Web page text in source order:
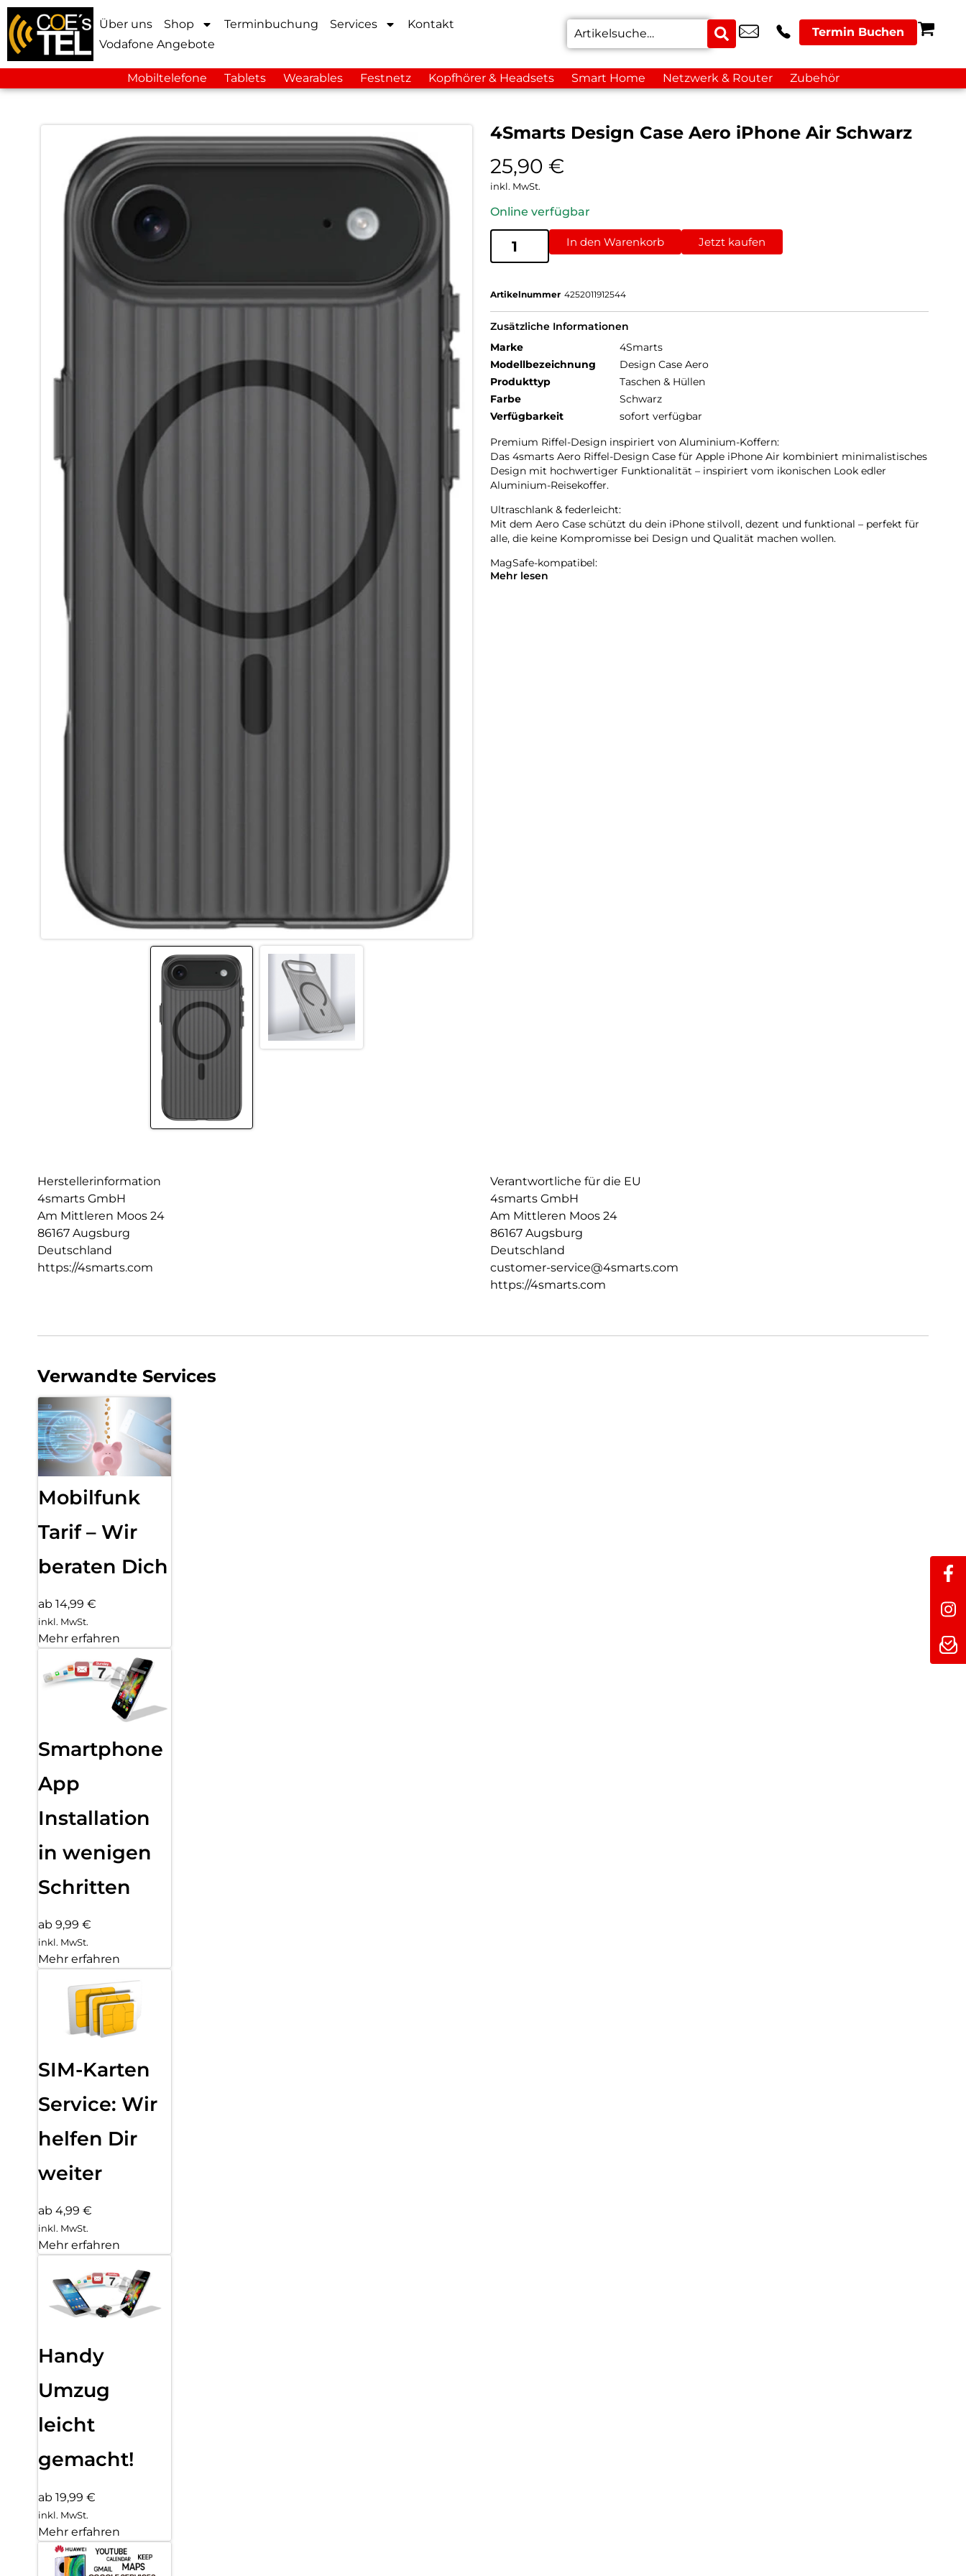
Über uns Shop Terminbuchung Services
Kontakt
Vodafone Angebote
Termin Buchen
Mobiltelefone Tablets Wearables Festnetz Kopfhörer & Headsets Smart Home Netzwerk & Router Zubehör
4Smarts Design Case Aero iPhone Air Schwarz
25,90 €
inkl. MwSt.
Online verfügbar
In den Warenkorb Jetzt kaufen
Artikelnummer 4252011912544
Zusätzliche Informationen
Marke
4Smarts
Modellbezeichnung
Design Case Aero
Produkttyp
Taschen & Hüllen
Farbe
Schwarz
Verfügbarkeit
sofort verfügbar
Premium Riffel-Design inspiriert von Aluminium-Koffern:
Das 4smarts Aero Riffel-Design Case für Apple iPhone Air kombiniert minimalistisches
Design mit hochwertiger Funktionalität – inspiriert vom ikonischen Look edler
Aluminium-Reisekoffer.
Ultraschlank & federleicht:
Mit dem Aero Case schützt du dein iPhone stilvoll, dezent und funktional – perfekt für
alle, die keine Kompromisse bei Design und Qualität machen wollen.
MagSafe-kompatibel:
MagSafe-kompatibel und kabellose Ladefunktion? Selbstverständlich. Der integrierte
Mehr lesen
Herstellerinformation
4smarts GmbH
Am Mittleren Moos 24
86167 Augsburg
Deutschland
https://4smarts.com
Verantwortliche für die EU
4smarts GmbH
Am Mittleren Moos 24
86167 Augsburg
Deutschland
customer-service@4smarts.com
https://4smarts.com
Verwandte Services
Mobilfunk
Tarif – Wir
beraten Dich
ab 14,99 €
inkl. MwSt.
Mehr erfahren
Smartphone
App
Installation
in wenigen
Schritten
ab 9,99 €
inkl. MwSt.
Mehr erfahren
SIM-Karten
Service: Wir
helfen Dir
weiter
ab 4,99 €
inkl. MwSt.
Mehr erfahren
Handy
Umzug
leicht
gemacht!
ab 19,99 €
inkl. MwSt.
Mehr erfahren